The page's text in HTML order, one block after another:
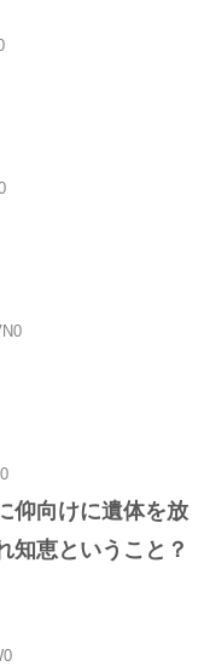
仰向けに遺体を放
知恵ということ？